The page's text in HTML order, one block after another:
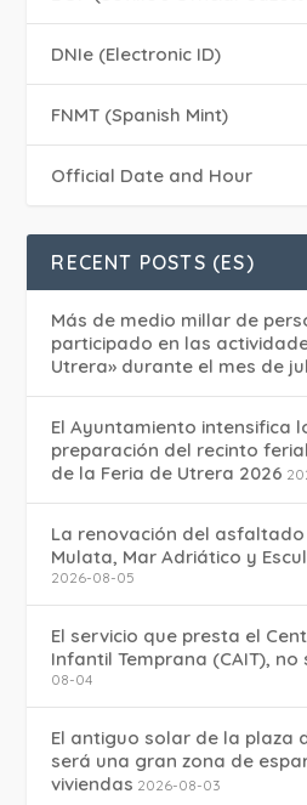
DNIe (Electronic ID)
FNMT (Spanish Mint)
Official Date and Hour
RECENT POSTS (ES)
Más de medio millar de
participado en las
Utrera» durante el mes de
El Ayuntamiento intensifica
preparación del recinto
de la Feria de Utrera 2026
La renovación del asfaltado
Mulata, Mar Adriático y
2026-08-05
El servicio que presta el
Infantil Temprana (CAIT),
08-04
El antiguo solar de la plaza
será una gran zona de
viviendas 2026-08-03